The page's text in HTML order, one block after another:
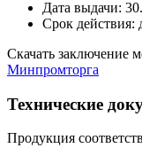
Дата выдачи:
Срок действия:
Скачать заключение
Минпромторга
Технические
Продукция